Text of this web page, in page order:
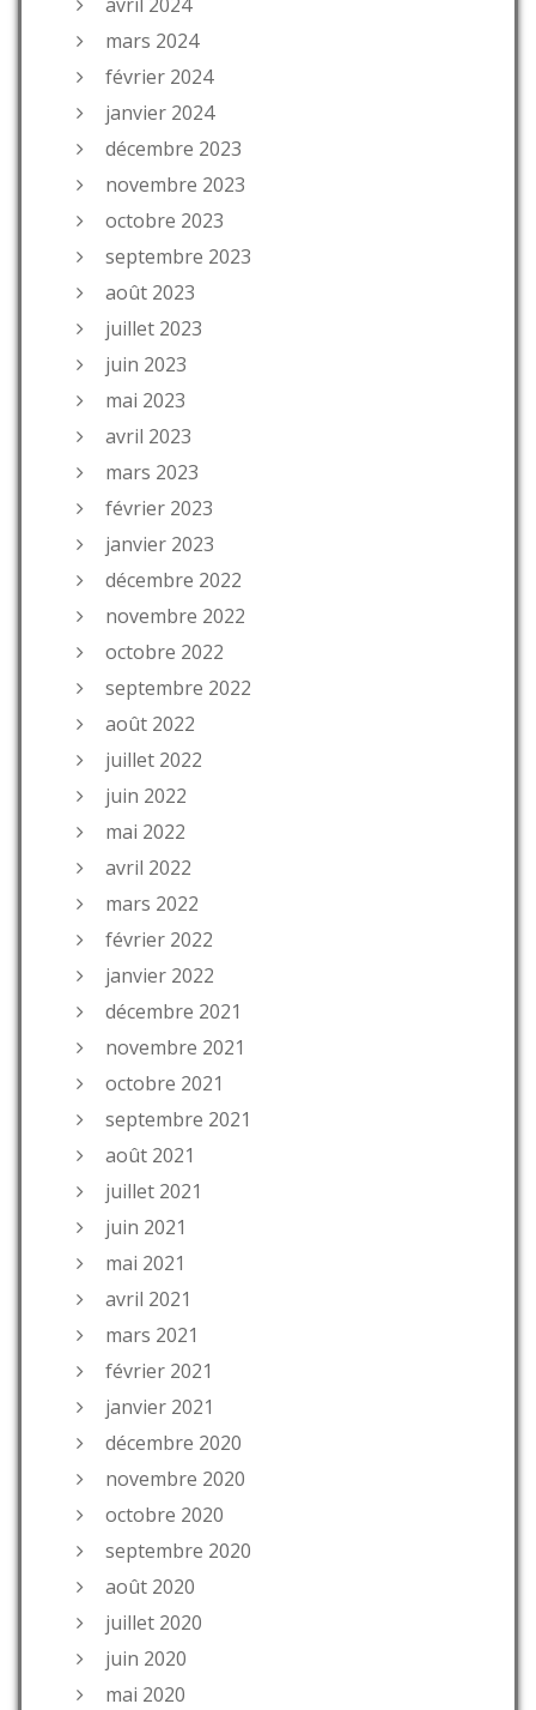
avril 2024
mars 2024
février 2024
janvier 2024
décembre 2023
novembre 2023
octobre 2023
septembre 2023
août 2023
juillet 2023
juin 2023
mai 2023
avril 2023
mars 2023
février 2023
janvier 2023
décembre 2022
novembre 2022
octobre 2022
septembre 2022
août 2022
juillet 2022
juin 2022
mai 2022
avril 2022
mars 2022
février 2022
janvier 2022
décembre 2021
novembre 2021
octobre 2021
septembre 2021
août 2021
juillet 2021
juin 2021
mai 2021
avril 2021
mars 2021
février 2021
janvier 2021
décembre 2020
novembre 2020
octobre 2020
septembre 2020
août 2020
juillet 2020
juin 2020
mai 2020